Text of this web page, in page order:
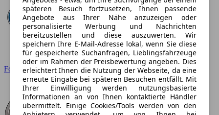
Ford
späteren Besuch fortzusetzen, Ihnen passende
Angebote aus Ihrer Nähe anzuzeigen oder
personalisierte Werbung und Nachrichten
bereitzustellen und diese auszuwerten. Wir
speichern Ihre E-Mail-Adresse lokal, wenn Sie diese
für gespeicherte Suchanfragen, Lieblingsfahrzeuge
oder im Rahmen der Preisbewertung angeben. Dies
erleichtert Ihnen die Nutzung der Webseite, da eine
erneute Eingabe bei späteren Besuchen entfällt. Mit
Ihrer Einwilligung werden nutzungsbasierte
Informationen an von Ihnen kontaktierte Händler
übermittelt. Einige Cookies/Tools werden von den